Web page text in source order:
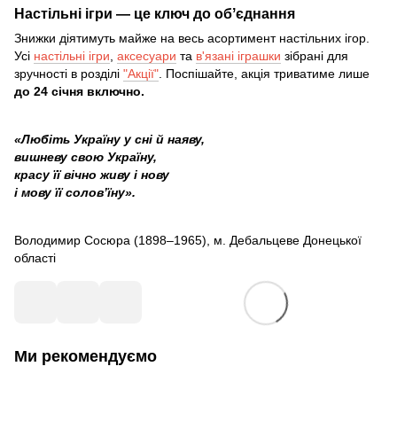
Настільні ігри — це ключ до обʼєднання
Знижки діятимуть майже на весь асортимент настільних ігор.
Усі настільні ігри аксесуари та в'язані іграшки зібрані для
зручності в розділі "Акції" . Поспішайте, акція триватиме лише
до 24 січня включно.
«Любіть Україну у сні й наяву,
вишневу свою Україну,
красу її вічно живу і нову
і мову її солов’їну».
Володимир Сосюра (1898–1965), м. Дебальцеве Донецької
області
Ми рекомендуємо